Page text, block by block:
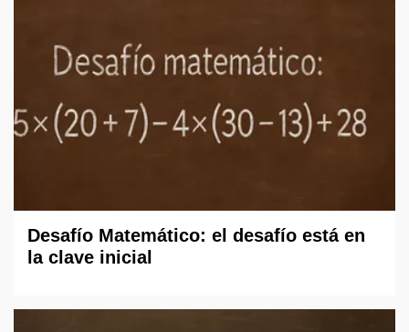
Desafío Matemático: el desafío está en
la clave inicial